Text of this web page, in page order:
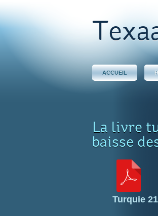
ACCUEIL
La livre
baisse
Turquie